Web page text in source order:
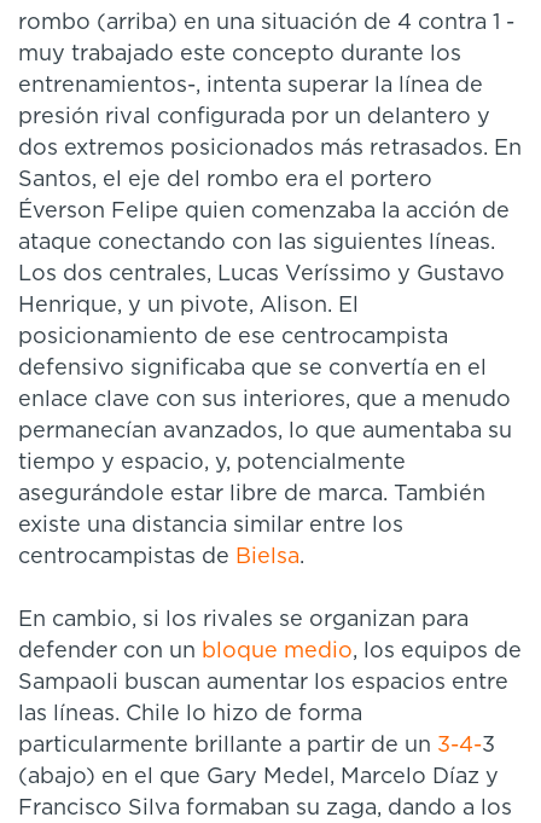
rombo (arriba) en una situación de 4 contra 1 -
muy trabajado este concepto durante los
entrenamientos-, intenta superar la línea de
presión rival configurada por un delantero y
dos extremos posicionados más retrasados. En
Santos, el eje del rombo era el portero
Éverson Felipe quien comenzaba la acción de
ataque conectando con las siguientes líneas.
Los dos centrales, Lucas Veríssimo y Gustavo
Henrique, y un pivote, Alison. El
posicionamiento de ese centrocampista
defensivo significaba que se convertía en el
enlace clave con sus interiores, que a menudo
permanecían avanzados, lo que aumentaba su
tiempo y espacio, y, potencialmente
asegurándole estar libre de marca. También
existe una distancia similar entre los
centrocampistas de Bielsa.
En cambio, si los rivales se organizan para
defender con un bloque medio, los equipos de
Sampaoli buscan aumentar los espacios entre
las líneas. Chile lo hizo de forma
particularmente brillante a partir de un 3-4-3
(abajo) en el que Gary Medel, Marcelo Díaz y
Francisco Silva formaban su zaga, dando a los